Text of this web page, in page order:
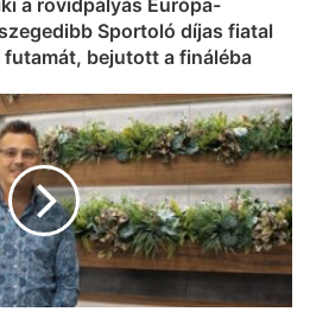
Sportoló díjas fiatal
bejutott a fináléba